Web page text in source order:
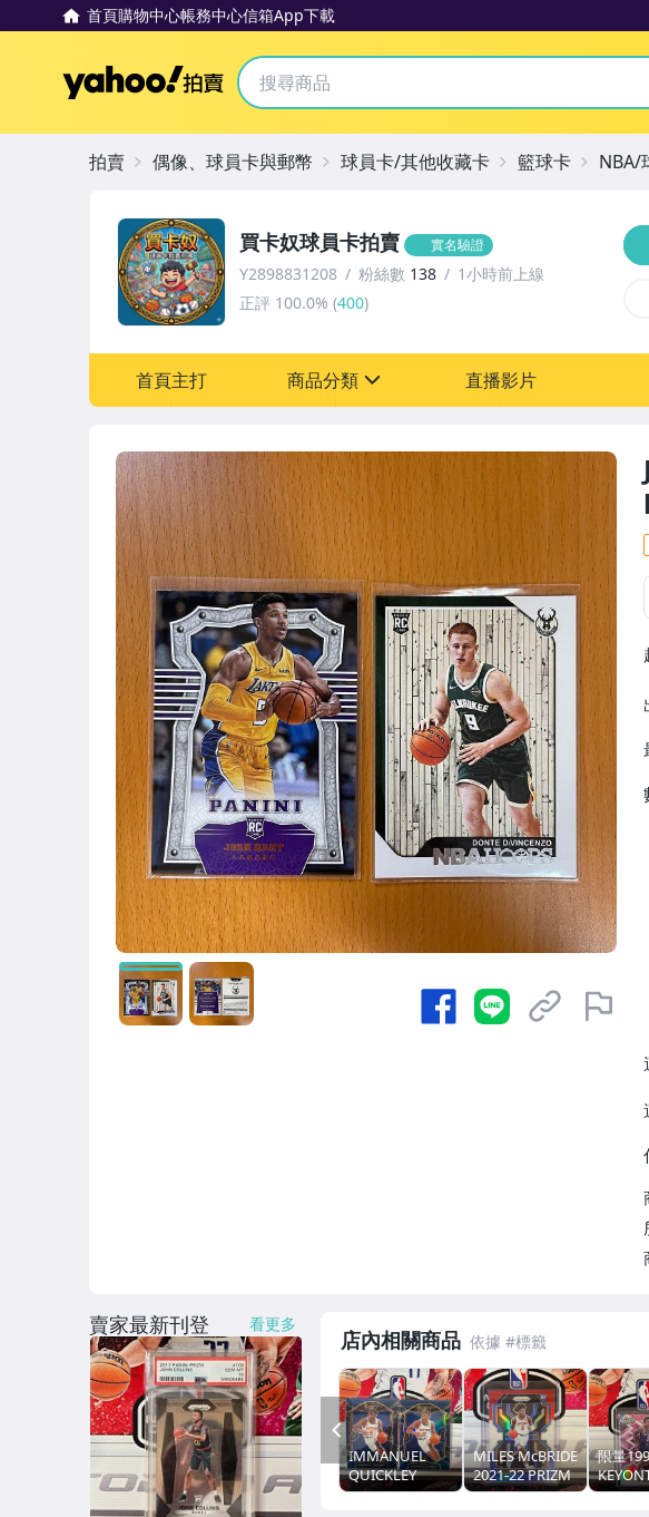
首頁購物中心帳務中心信箱App下載
Yahoo拍賣
買卡奴球員卡拍賣 實名驗證
Y2898831208 粉絲數 138
1小時前上線
正評 100.0% (400)
首頁主打 商品分類
偶像、球員卡與郵幣
運動、戶外與休閒
直播影片
拍賣 偶像、球員卡與郵幣 球員卡/其他收藏卡 籃球卡 NBA/
店內相關商品
IMMANUEL
QUICKLEY
2020-21 SELECT
MILES McBRIDE
2021-22 PRIZM
三色亮 新人 RC
限量199
PREV
賣家最新刊登 看更多